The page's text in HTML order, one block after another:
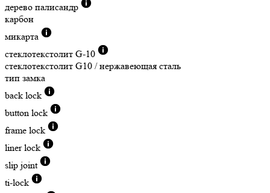
дерево палисандр
карбон
микарта
стеклотекстолит G-10
стеклотекстолит G10 / нержавеющая сталь
тип замка
back lock
button lock
frame lock
liner lock
slip joint
ti-lock